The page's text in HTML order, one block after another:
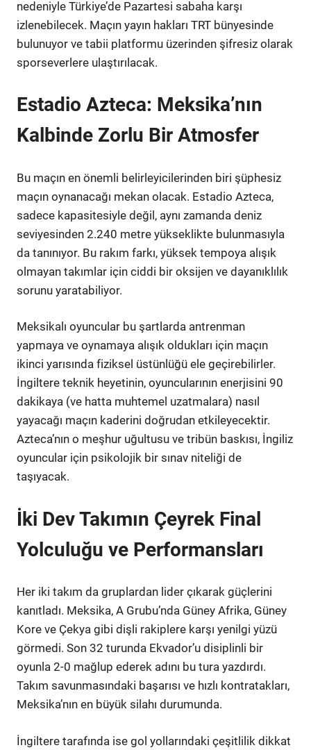
nedeniyle Türkiye’de Pazartesi sabaha karşı
izlenebilecek. Maçın yayın hakları TRT bünyesinde
bulunuyor ve tabii platformu üzerinden şifresiz olarak
sporseverlere ulaştırılacak.
Estadio Azteca: Meksika’nın
Kalbinde Zorlu Bir Atmosfer
Bu maçın en önemli belirleyicilerinden biri şüphesiz
maçın oynanacağı mekan olacak. Estadio Azteca,
sadece kapasitesiyle değil, aynı zamanda deniz
seviyesinden 2.240 metre yükseklikte bulunmasıyla
da tanınıyor. Bu rakım farkı, yüksek tempoya alışık
olmayan takımlar için ciddi bir oksijen ve dayanıklılık
sorunu yaratabiliyor.
Meksikalı oyuncular bu şartlarda antrenman
yapmaya ve oynamaya alışık oldukları için maçın
ikinci yarısında fiziksel üstünlüğü ele geçirebilirler.
İngiltere teknik heyetinin, oyuncularının enerjisini 90
dakikaya (ve hatta muhtemel uzatmalara) nasıl
yayacağı maçın kaderini doğrudan etkileyecektir.
Azteca’nın o meşhur uğultusu ve tribün baskısı, İngiliz
oyuncular için psikolojik bir sınav niteliği de
taşıyacak.
İki Dev Takımın Çeyrek Final
Yolculuğu ve Performansları
Her iki takım da gruplardan lider çıkarak güçlerini
kanıtladı. Meksika, A Grubu’nda Güney Afrika, Güney
Kore ve Çekya gibi dişli rakiplere karşı yenilgi yüzü
görmedi. Son 32 turunda Ekvador’u disiplinli bir
oyunla 2-0 mağlup ederek adını bu tura yazdırdı.
Takım savunmasındaki başarısı ve hızlı kontratakları,
Meksika’nın en büyük silahı durumunda.
İngiltere tarafında ise gol yollarındaki çeşitlilik dikkat